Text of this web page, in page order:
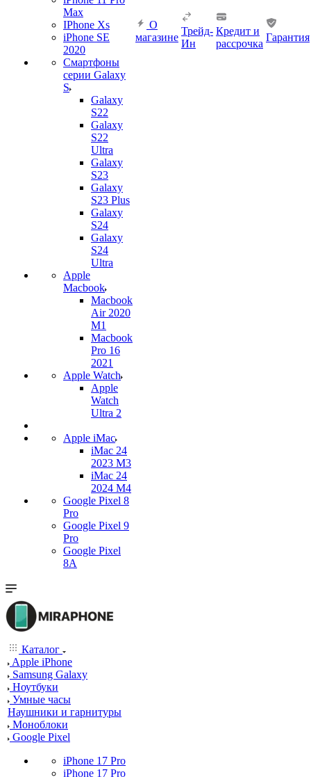
Max
IPhone Xs
iPhone SE
2020
Смартфоны
серии Galaxy
S
Galaxy
S22
Galaxy
S22
Ultra
Galaxy
S23
Galaxy
S23 Plus
Galaxy
S24
Galaxy
S24
Ultra
Apple
Macbook
Macbook
Air 2020
M1
Macbook
Pro 16
2021
Apple Watch
Apple
Watch
Ultra 2
Apple iMac
iMac 24
2023 M3
iMac 24
2024 M4
Google Pixel 8
Pro
Google Pixel 9
Pro
Google Pixel
8A
О
магазине
Трейд-
Ин
Кредит и
рассрочка
Гарантия
Каталог
Apple iPhone
Samsung Galaxy
Ноутбуки
Умные часы
Наушники и гарнитуры
Моноблоки
Google Pixel
iPhone 17 Pro
iPhone 17 Pro